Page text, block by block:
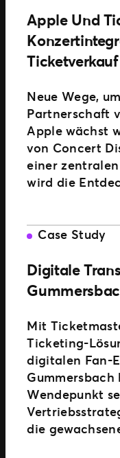
Apple Und
Neue Wege,
Partnerschaft
Apple wächst
von Concert
einer
wird die
Case Study
Digitale
Mit
Ticketing-
digitalen Fan-
Gummersbach
Wendepunkt
die